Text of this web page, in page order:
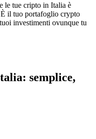
le tue cripto in Italia è
il tuo portafoglio crypto
investimenti ovunque tu
semplice,